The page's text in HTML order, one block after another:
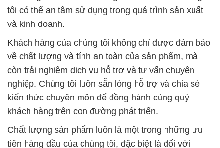
tôi có thể an tâm sử dụng trong quá trình sản xuất
và kinh doanh.
Khách hàng của chúng tôi không chỉ được đảm bảo
về chất lượng và tính an toàn của sản phẩm, mà
còn trải nghiệm dịch vụ hỗ trợ và tư vấn chuyên
nghiệp. Chúng tôi luôn sẵn lòng hỗ trợ và chia sẻ
kiến thức chuyên môn để đồng hành cùng quý
khách hàng trên con đường phát triển.
Chất lượng sản phẩm luôn là một trong những ưu
tiên hàng đầu của chúng tôi, đặc biệt là đối với